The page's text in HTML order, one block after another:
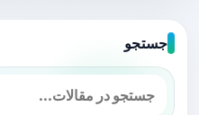
جستجو